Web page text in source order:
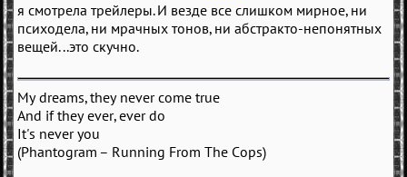
я смотрела трейлеры. И везде все слишком мирное, ни
психодела, ни мрачных тонов, ни абстракто-непонятных
вещей...это скучно.
My dreams, they never come true
And if they ever, ever do
It's never you
(Phantogram – Running From The Cops)